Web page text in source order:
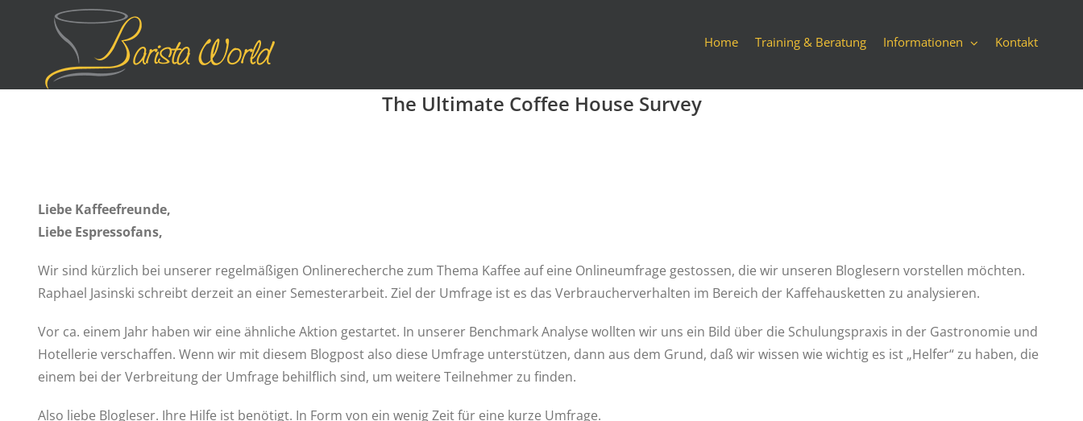
Home Training & Beratung Informationen Kontakt
The Ultimate Coffee House Survey
Liebe Kaffeefreunde,
Liebe Espressofans,
Wir sind kürzlich bei unserer regelmäßigen Onlinerecherche zum Thema Kaffee auf eine Onlineumfrage gestossen, die wir unseren Bloglesern vorstellen möchten.
Raphael Jasinski schreibt derzeit an einer Semesterarbeit. Ziel der Umfrage ist es das Verbraucherverhalten im Bereich der Kaffehausketten zu analysieren.
Vor ca. einem Jahr haben wir eine ähnliche Aktion gestartet. In unserer Benchmark Analyse wollten wir uns ein Bild über die Schulungspraxis in der Gastronomie und
Hotellerie verschaffen. Wenn wir mit diesem Blogpost also diese Umfrage unterstützen, dann aus dem Grund, daß wir wissen wie wichtig es ist „Helfer“ zu haben, die
einem bei der Verbreitung der Umfrage behilflich sind, um weitere Teilnehmer zu finden.
Also liebe Blogleser. Ihre Hilfe ist benötigt. In Form von ein wenig Zeit für eine kurze Umfrage.